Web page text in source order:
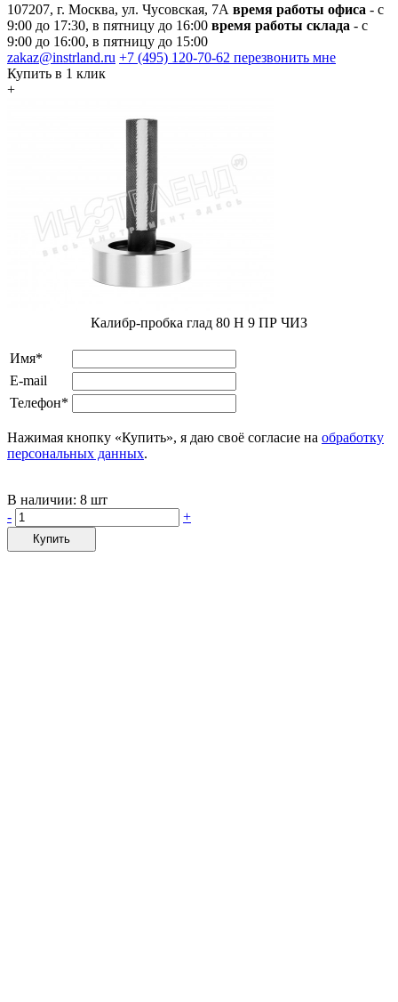
107207, г. Москва, ул. Чусовская, 7А время работы офиса - с
9:00 до 17:30, в пятницу до 16:00 время работы склада - с
9:00 до 16:00, в пятницу до 15:00
zakaz@instrland.ru +7 (495) 120-70-62 перезвонить мне
Купить в 1 клик
+
Калибр-пробка глад 80 H 9 ПР ЧИЗ
Имя*
E-mail
Телефон*
Нажимая кнопку «Купить», я даю своё согласие на обработку
персональных данных.
В наличии: 8 шт
-
+
Купить